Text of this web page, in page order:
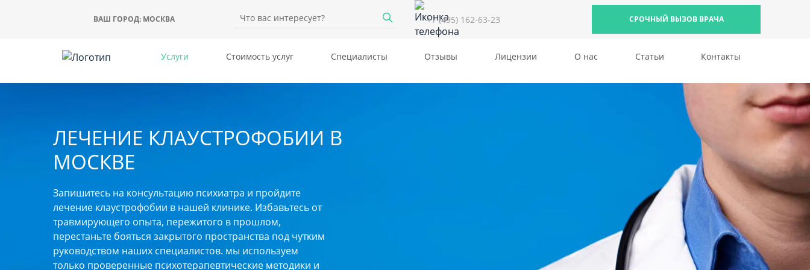
ВАШ ГОРОД: МОСКВА +7 (495) 162-63-23 СРОЧНЫЙ ВЫЗОВ ВРАЧА
Услуги Стоимость услуг Специалисты Отзывы Лицензии О нас Статьи Контакты
ЛЕЧЕНИЕ КЛАУСТРОФОБИИ В
МОСКВЕ
Запишитесь на консультацию психиатра и пройдите
лечение клаустрофобии в нашей клинике. Избавьтесь от
травмирующего опыта, пережитого в прошлом,
перестаньте бояться закрытого пространства под чутким
руководством наших специалистов. мы используем
только проверенные психотерапевтические методики и